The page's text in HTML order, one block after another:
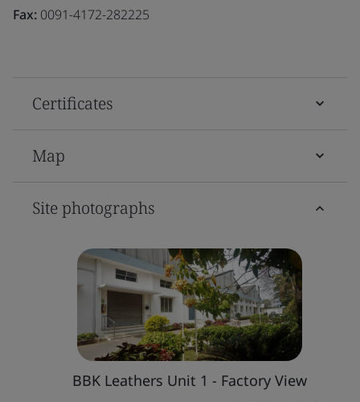
Fax: 0091-4172-282225
Certificates
Map
Site photographs
BBK Leathers Unit 1 - Factory View